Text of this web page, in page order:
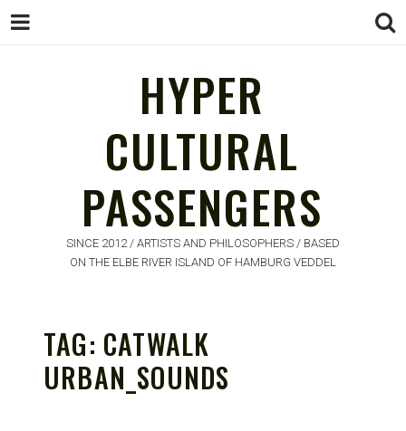
HYPER
CULTURAL
PASSENGERS
SINCE 2012 / ARTISTS AND PHILOSOPHERS / BASED
ON THE ELBE RIVER ISLAND OF HAMBURG VEDDEL
TAG: CATWALK
URBAN_SOUNDS
HYPER
CULTURAL
PASSENGERS